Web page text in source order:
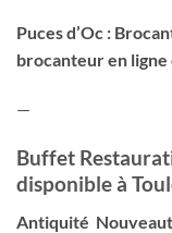
Puces d’Oc :
brocanteur en ligne
—
Buffet
disponible à
Antiquité